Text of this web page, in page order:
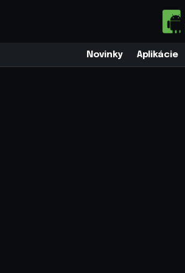
Novinky Aplikácie